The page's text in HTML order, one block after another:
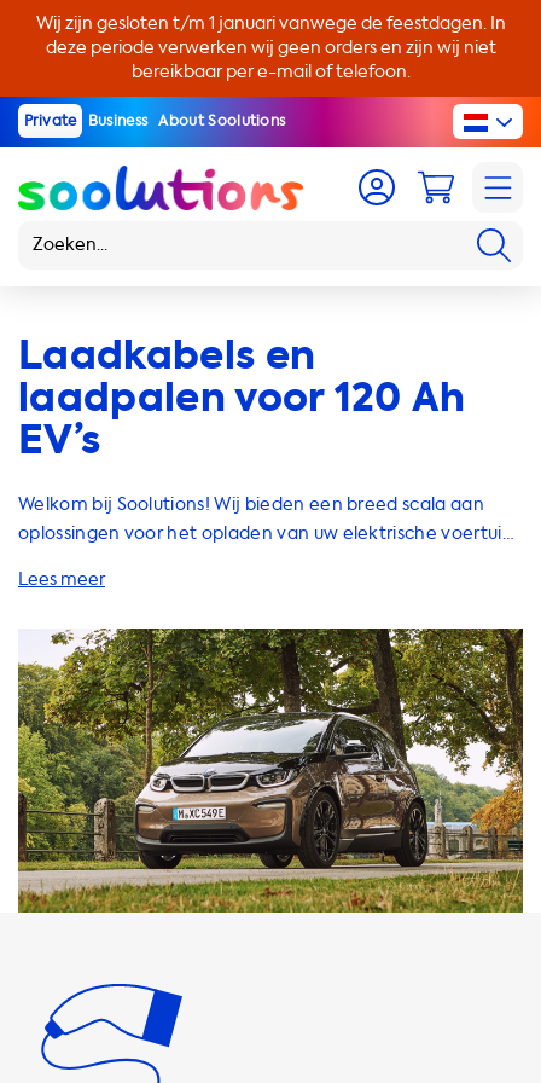
Wij zijn gesloten t/m 1 januari vanwege de feestdagen. In
deze periode verwerken wij geen orders en zijn wij niet
bereikbaar per e-mail of telefoon.
Private Business About Soolutions
Laadkabels en
laadpalen voor 120 Ah
EV’s
Welkom bij Soolutions! Wij bieden een breed scala aan
oplossingen voor het opladen van uw elektrische voertuig.
alles wat u nodig heeft om uw EV op te laden. Onze
stijlen om aan uw behoeften te voldoen. Onze AC-
laadstations zijn verkrijgbaar in verschillende snelheden,
afhankelijk van uw voertuig en uw laadbehoeften. Het
maximale laadvermogen van AC-laadstations is
afhankelijk van de stroomsterkte en het aantal fasen. Een
laadstation met 1 fase 16A kan bijvoorbeeld maximaal 3,7
kW leveren, terwijl een laadstation met 3 fase 32A
maximaal 22 kW kan leveren. Het is belangrijk op te
merken dat uw EV nooit sneller kan worden opgeladen
dan de maximale laadsnelheid van het AC-laadstation. Als
kW uw auto niet sneller opladen dan 7,4 kW. Als u op zoek
bent naar een laadstation dat dezelfde laadsnelheid
heeft als uw auto, raden wij de Soolutions AC-laadstations